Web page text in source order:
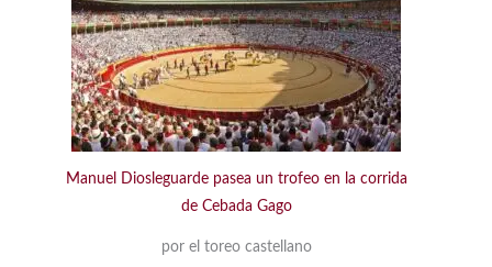
Manuel Diosleguarde pasea un trofeo en la corrida
de Cebada Gago
por el toreo castellano